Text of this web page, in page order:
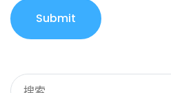
Submit